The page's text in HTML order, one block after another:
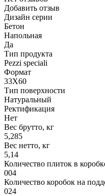
Добавить отзыв
Дизайн серии
Бетон
Напольная
Да
Тип продукта
Pezzi speciali
Формат
33X60
Тип поверхности
Натуральный
Ректификация
Нет
Вес брутто, кг
5,285
Вес нетто, кг
5,14
Количество плиток в
004
Количество коробок на
024